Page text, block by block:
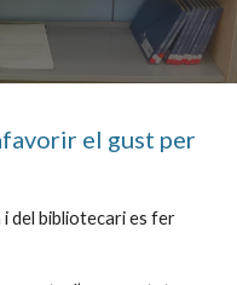
el gust per
i del bibliotecari es fer